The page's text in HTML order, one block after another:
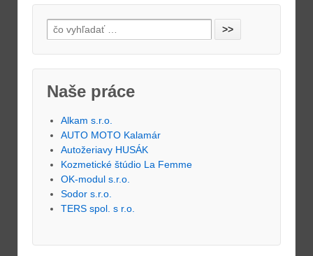
Naše práce
Alkam s.r.o.
AUTO MOTO Kalamár
Autožeriavy HUSÁK
Kozmetické štúdio La Femme
OK-modul s.r.o.
Sodor s.r.o.
TERS spol. s r.o.